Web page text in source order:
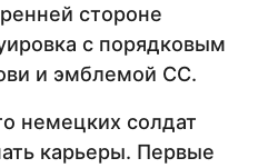
стороне
с порядковым
и эмблемой СС.
немецких солдат
карьеры. Первые